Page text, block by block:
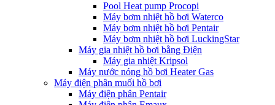
Pool Heat pump Procopi
Máy bơm nhiệt hồ bơi Waterco
Máy bơm nhiệt hồ bơi Pentair
Máy bơm nhiệt hồ bơi LuckingStar
Máy gia nhiệt hồ bơi bằng Điện
Máy gia nhiệt Kripsol
Máy nước nóng hồ bơi Heater Gas
Máy điện phân muối hồ bơi
Máy điện phân Pentair